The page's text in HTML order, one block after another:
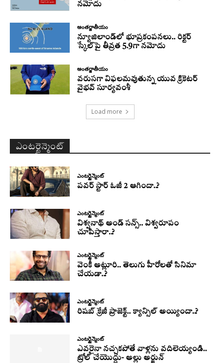
నమోదు
అంతర్జాతీయం
న్యూజిలాండ్‌లో భూప్రకంపనలు.. రిక్టర్‌
స్కేల్‌పై తీవ్రత 5.9గా నమోదు
అంతర్జాతీయం
వరుసగా విఫలమవుతున్న యువ క్రికెటర్
వైభవ్ సూర్యవంశీ
Load more
ఎంటర్టైన్మెంట్
ఎంటర్టైన్మెంట్
పవర్ స్టార్ ఓజీ 2 ఆగిందా..?
ఎంటర్టైన్మెంట్
విశ్వనాథ్ అండ్ సన్స్.. విశ్వరూపం
చూపిస్తారా..?
ఎంటర్టైన్మెంట్
వెంకీ అట్లూరి.. తెలుగు హీరోలతో సినిమా
చేయడా..?
ఎంటర్టైన్మెంట్
రిషబ్ క్రేజీ ప్రాజెక్ట్.. క్యాన్సిల్ అయ్యిందా..?
ఎంటర్టైన్మెంట్
ఎవరైనా నచ్చకపోతే వాళ్లను వదిలెయ్యండి..
ట్రోల్ చేయొద్దు- అల్లు అర్జున్